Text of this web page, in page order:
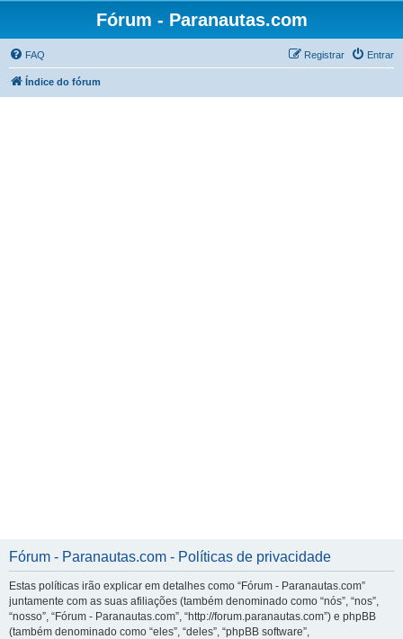
Fórum - Paranautas.com
FAQ Entrar
Registrar
Índice do fórum
Fórum - Paranautas.com - Políticas de privacidade
Estas políticas irão explicar em detalhes como “Fórum - Paranautas.com”
juntamente com as suas afiliações (também denominado como “nós”, “nos”,
“nosso”, “Fórum - Paranautas.com”, “http://forum.paranautas.com”) e phpBB
(também denominado como “eles”, “deles”, “phpBB software”,